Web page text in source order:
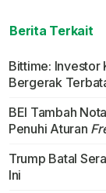
Berita Terkait
Bittime: Investor
Bergerak
BEI Tambah
Penuhi Aturan
Trump Batal
Ini